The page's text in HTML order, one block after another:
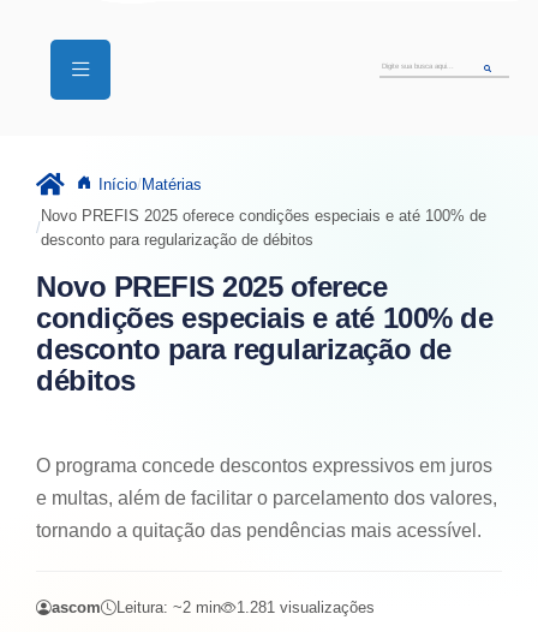
Início Matérias
Novo PREFIS 2025 oferece condições especiais e até 100% de
desconto para regularização de débitos
Novo PREFIS 2025 oferece
condições especiais e até 100% de
desconto para regularização de
débitos
O programa concede descontos expressivos em juros
e multas, além de facilitar o parcelamento dos valores,
tornando a quitação das pendências mais acessível.
ascom Leitura: ~2 min 1.281 visualizações